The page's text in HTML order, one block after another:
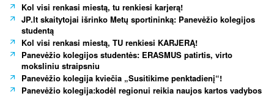
Kol visi renkasi miestą, tu renkiesi karjerą!
JP.lt skaitytojai išrinko Metų sportininką: Panevėžio kolegijos
studentą
Kol visi renkasi miestą, TU renkiesi KARJERĄ!
Panevėžio kolegijos studentės: ERASMUS patirtis, virto
moksliniu straipsniu
Panevėžio kolegija kviečia „Susitikime penktadienį“!
Panevėžio kolegija:kodėl regionui reikia naujos kartos vadybos